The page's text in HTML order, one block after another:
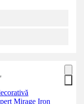
Mirage Iron